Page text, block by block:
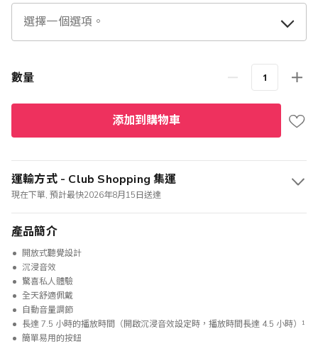
數量
添加到購物車
運輸方式 - Club Shopping 集運
現在下單, 預計最快2026年8月15日送達
產品簡介
開放式聽覺設計
沉浸音效
驚喜私人體驗
全天舒適佩戴
自動音量調節
長達 7.5 小時的播放時間（開啟沉浸音效設定時，播放時間長達 4.5 小時）¹
簡單易用的按鈕